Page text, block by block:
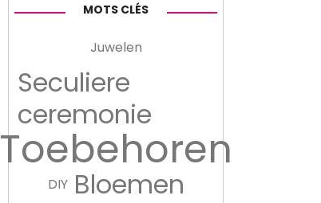
MOTS CLÉS
Juwelen
Seculiere
ceremonie
Toebehoren
DIY Bloemen